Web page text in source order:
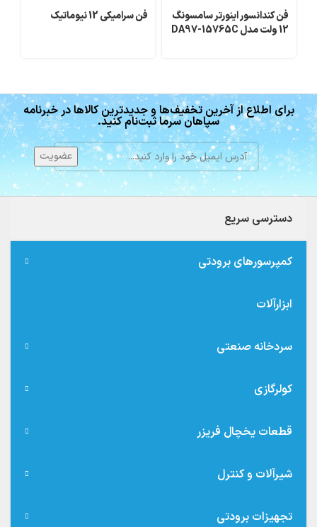
فن کندانسور اینورتر سامسونگ
12 ولت مدل DA97-15765C
فن سرامیکی 12 نیوماتیک
برای اطلاع از آخرین تخفیف‌ها و جدیدترین کالاها در خبرنامه
سپاهان سرما ثبت‌نام کنید.
دسترسی سریع
کمپرسورهای برودتی
ابزارآلات
سردخانه صنعتی
کولرگازی
قطعات یخچال فریزر
شیرآلات و کنترل
تجهیزات برودتی